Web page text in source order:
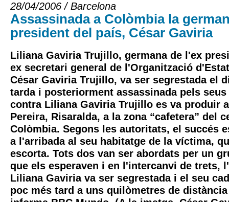
28/04/2006 / Barcelona
Assassinada a Colòmbia la
president del país, César Gaviria
Liliana Gaviria Trujillo, germana de l'ex
ex secretari general de l'Organització
César Gaviria Trujillo, va ser segrestada el
tarda i posteriorment assassinada pels
contra Liliana Gaviria Trujillo es va produir
Pereira, Risaralda, a la zona “cafetera” del
Colòmbia. Segons les autoritats, el succés
a l'arribada al seu habitatge de la víctima,
escorta. Tots dos van ser abordats per un
que els esperaven i en l'intercanvi de trets,
Liliana Gaviria va ser segrestada i el seu
poc més tard a uns quilòmetres de